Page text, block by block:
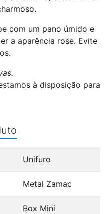
com um pano úmido e
a aparência rose. Evite
à disposição para
Unifuro
Metal Zamac
Box Mini